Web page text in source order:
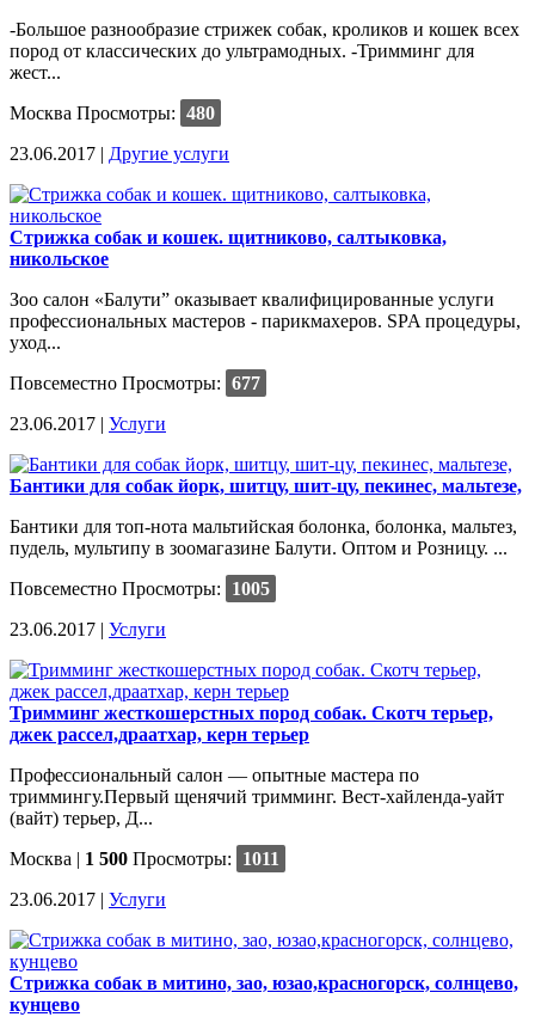
-Большое разнообразие стрижек собак, кроликов и кошек всех
пород от классических до ультрамодных. -Тримминг для
жест...
Москва Просмотры: 480
23.06.2017 | Другие услуги
Стрижка собак и кошек. щитниково, салтыковка,
никольское
Зоо салон «Балути” оказывает квалифицированные услуги
профессиональных мастеров - парикмахеров. SPA процедуры,
уход...
Повсеместно Просмотры: 677
23.06.2017 | Услуги
Бантики для собак йорк, шитцу, шит-цу, пекинес, мальтезе,
Бантики для топ-нота мальтийская болонка, болонка, мальтез,
пудель, мультипу в зоомагазине Балути. Оптом и Розницу. ...
Повсеместно Просмотры:
1005
23.06.2017 | Услуги
Тримминг жесткошерстных пород собак. Скотч терьер,
джек рассел,драатхар, керн терьер
Профессиональный салон — опытные мастера по
триммингу.Первый щенячий тримминг. Вест-хайленда-уайт
(вайт) терьер, Д...
Москва | 1 500 Просмотры:
1011
23.06.2017 | Услуги
Стрижка собак в митино, зао, юзао,красногорск, солнцево,
кунцево